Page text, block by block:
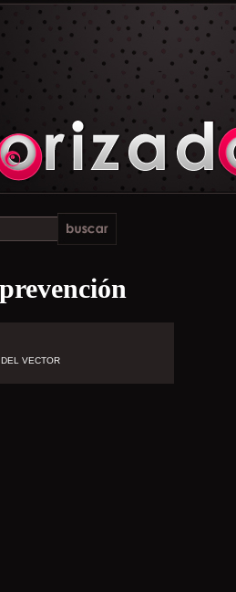
VECTOR